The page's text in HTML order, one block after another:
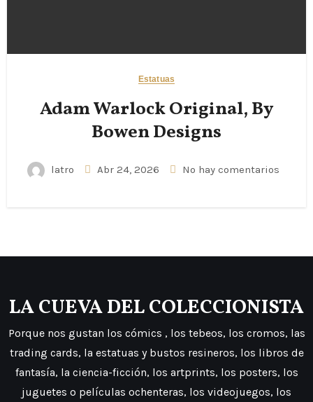
Estatuas
Adam Warlock Original, By
Bowen Designs
latro Abr 24, 2026 No hay comentarios
LA CUEVA DEL COLECCIONISTA
Porque nos gustan los cómics , los tebeos, los cromos, las
trading cards, la estatuas y bustos resineros, los libros de
fantasía, la ciencia-ficción, los artprints, los posters, los
juguetes o películas ochenteras, los videojuegos, los